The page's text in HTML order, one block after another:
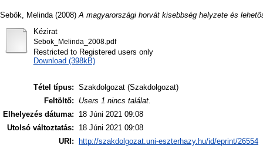
Sebők, Melinda (2008) A magyarországi horvát kisebbség helyzete és
Kézirat
Sebok_Melinda_2008.pdf
Restricted to Registered users only
Download (398kB)
Tétel típus: Szakdolgozat (Szakdolgozat)
Feltöltő:
Users 1 nincs találat.
Elhelyezés dátuma:
18 Júni 2021 09:08
Utolsó változtatás:
18 Júni 2021 09:08
URI:
http://szakdolgozat.uni-eszterhazy.hu/id/eprint/26554